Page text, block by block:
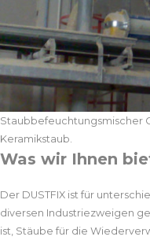
Staubbefeuchtungsmischer
Keramikstaub.
Was wir Ihnen
Der DUSTFIX ist für
diversen Industriezweigen
ist, Stäube für die